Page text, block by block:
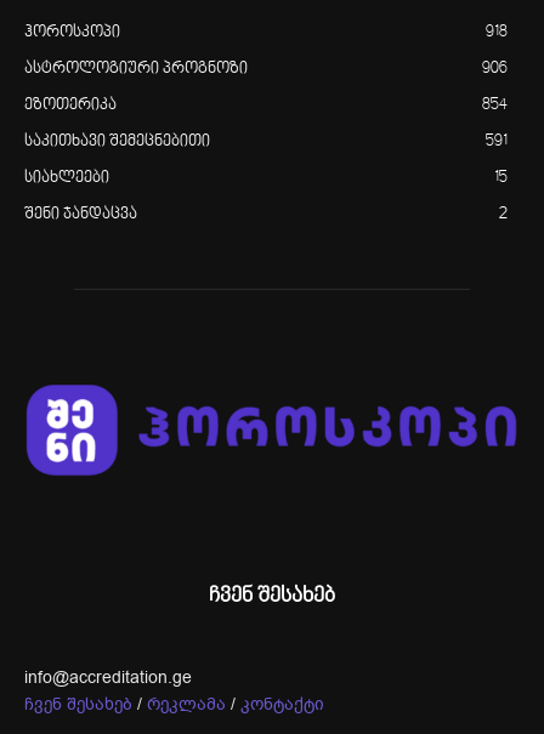
ჰოროსკოპი 918
ასტროლოგიური პროგნოზი 906
ეზოთერიკა 854
საკითხავი შემეცნებითი 591
სიახლეები 15
შენი ჯანდაცვა 2
ჩვენ შესახებ
info@accreditation.ge
ჩვენ შესახებ / რეკლამა / კონტაქტი